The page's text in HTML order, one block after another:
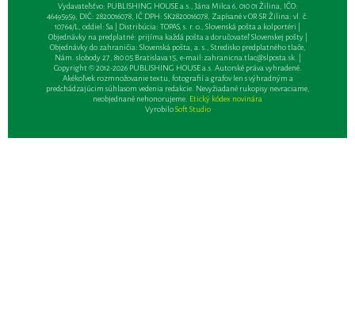
Vydavateľsťvo: PUBLISHING HOUSE a.s., Jána Milca 6, 010 01 Žilina, IČO:
46495959, DIČ: 2820016078, IČ DPH: SK2820016078, Zapísané v OR SR Žilina: vl. č.
10764/L, oddiel: Sa | Distribúcia: TOPAS, s. r. o., Slovenská pošta a kolportéri |
Objednávky na predplatné: prijíma každá pošta a doručovateľ Slovenskej pošty |
Objednávky do zahraničia: Slovenská pošta, a. s., Stredisko predplatného tlače,
Nám. slobody 27, 810 05 Bratislava 15, e-mail:zahranicna.tlac@slposta.sk. |
Copyright © 2012-2026 PUBLISHING HOUSE a.s. Autorské práva vyhradené.
Akékoľvek rozmnožovanie textu, fotografií a grafov len s výhradným a
predchádzajúcim súhlasom vedenia redakcie. Nevyžiadané rukopisy nevraciame,
neobjednané nehonorujeme. Etický kódex novinára
VyrobiloSoft Studio